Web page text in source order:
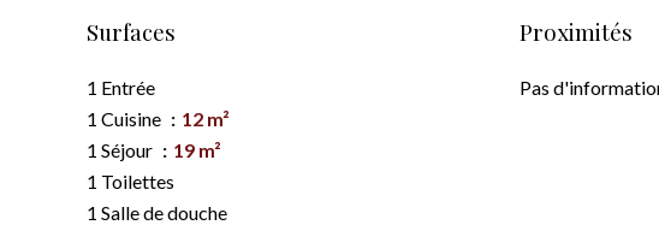
Surfaces
1 Entrée
1 Cuisine
12 m²
1 Séjour
19 m²
1 Toilettes
1 Salle de douche
Proximités
Pas